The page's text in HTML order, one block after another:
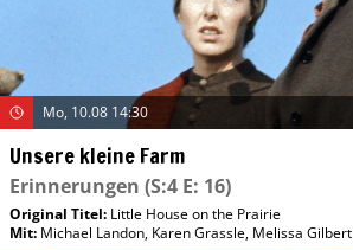
Mo, 10.08 14:30
Unsere kleine Farm
Erinnerungen (S:4 E: 16)
Original Titel: Little House on the Prairie
Mit: Michael Landon, Karen Grassle, Melissa Gilbert